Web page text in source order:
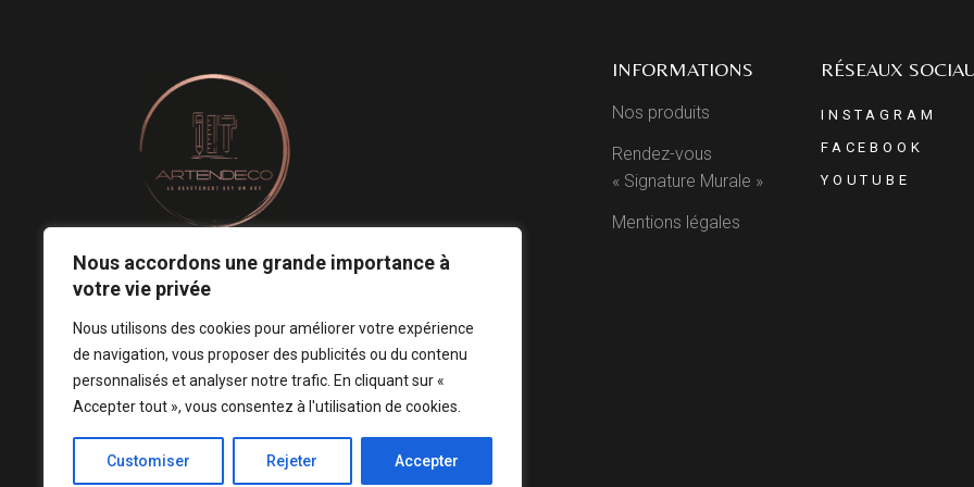
Nous accordons une grande importance à
votre vie privée
Nous utilisons des cookies pour améliorer votre expérience
de navigation, vous proposer des publicités ou du contenu
personnalisés et analyser notre trafic. En cliquant sur «
Accepter tout », vous consentez à l'utilisation de cookies.
Customiser Rejeter Accepter
Le revêtement mural est un art.
Notre conception est votre signature ! ♡
INFORMATIONS
Nos produits
Rendez-vous
« Signature Murale »
Mentions légales
RÉSEAUX
INSTAGRAM
FACEBOOK
YOUTUBE